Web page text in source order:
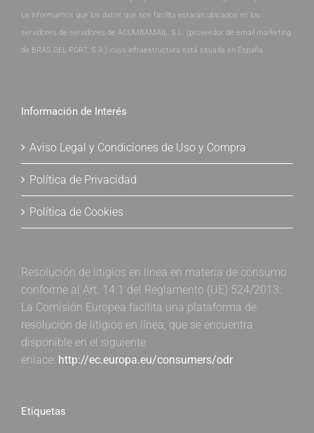
Le informamos que los datos que nos facilita estarán ubicados en los
servidores de servidores de ACUMBAMAIL, S.L. (proveedor de email marketing
de BRAS DEL PORT, S.A.) cuya infraestructura está situada en España.
Información de Interés
Aviso Legal y Condiciones de Uso y Compra
Política de Privacidad
Política de Cookies
Resolución de litigios en línea en materia de consumo
conforme al Art. 14.1 del Reglamento (UE) 524/2013:
La Comisión Europea facilita una plataforma de
resolución de litigios en línea, que se encuentra
disponible en el siguiente
enlace: http://ec.europa.eu/consumers/odr.
Etiquetas